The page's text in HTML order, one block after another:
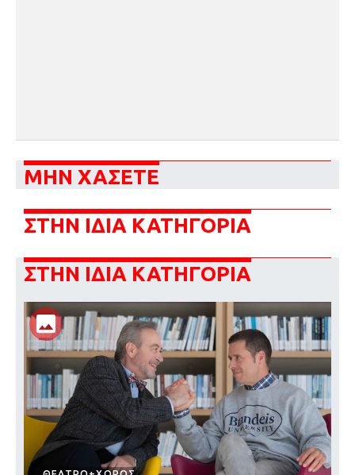
ΜΗΝ ΧΑΣΕΤΕ
ΣΤΗΝ ΙΔΙΑ ΚΑΤΗΓΟΡΙΑ
ΣΤΗΝ ΙΔΙΑ ΚΑΤΗΓΟΡΙΑ